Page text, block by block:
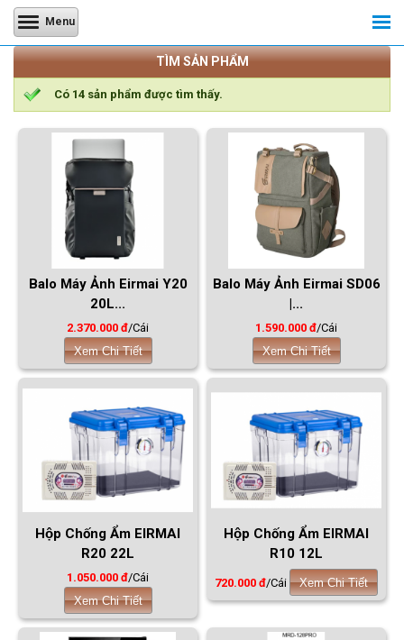
Menu
TÌM SẢN PHẨM
Có 14 sản phẩm được tìm thấy.
Balo Máy Ảnh Eirmai Y20
20L...
2.370.000 đ/Cái
Xem Chi Tiết
Balo Máy Ảnh Eirmai SD06
|...
1.590.000 đ/Cái
Xem Chi Tiết
Hộp Chống Ẩm EIRMAI
R20 22L
1.050.000 đ/Cái
Xem Chi Tiết
Hộp Chống Ẩm EIRMAI
R10 12L
720.000 đ/Cái Xem Chi Tiết